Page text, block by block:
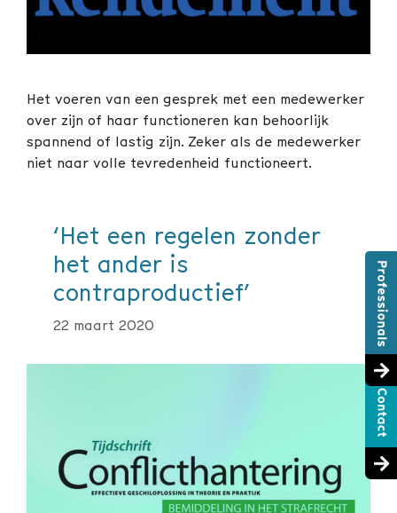
Het voeren van een gesprek met een medewerker
over zijn of haar functioneren kan behoorlijk
spannend of lastig zijn. Zeker als de medewerker
niet naar volle tevredenheid functioneert.
‘Het een regelen zonder
het ander is
contraproductief’
22 maart 2020